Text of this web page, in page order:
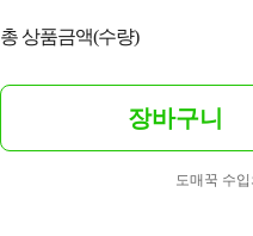
총 상품금액(수량)
장바구니
도매꾹 수